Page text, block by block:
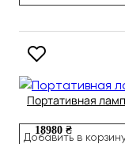
Портативная
18980 ₴
Добавить в